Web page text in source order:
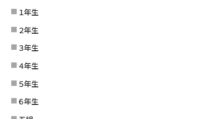
１年生
２年生
３年生
４年生
５年生
６年生